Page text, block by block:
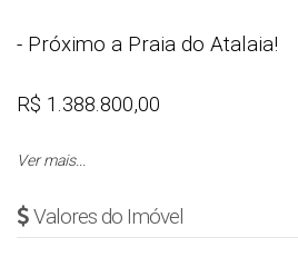
- Próximo a Praia do Atalaia!
R$ 1.388.800,00
Cód.: 3139
APARTAMENTO
Ver mais...
Valores do Imóvel